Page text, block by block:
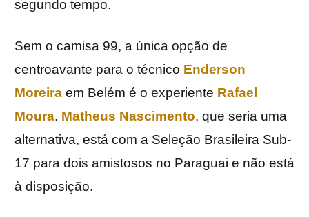
segundo tempo.
Sem o camisa 99, a única opção de
centroavante para o técnico Enderson
Moreira em Belém é o experiente Rafael
Moura. Matheus Nascimento, que seria uma
alternativa, está com a Seleção Brasileira Sub-
17 para dois amistosos no Paraguai e não está
à disposição.